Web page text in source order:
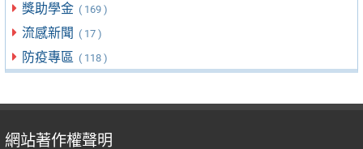
獎助學金 ( 169 )
流感新聞 ( 17 )
防疫專區 ( 118 )
網站著作權聲明